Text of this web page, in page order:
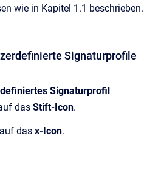
wie in Kapitel 1.1 beschrieben.
Signaturprofile
Signaturprofil
das Stift-Icon.
das x-Icon.